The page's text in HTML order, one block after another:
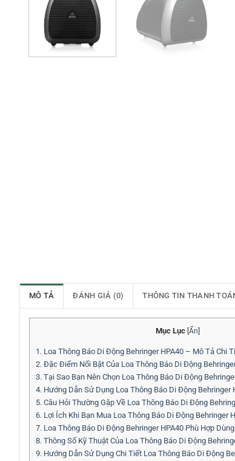
MÔ TẢ ĐÁNH GIÁ (0) THÔNG TIN THANH
Mục Lục Ẩn
1. Loa Thông Báo Di Động Behringer HPA40 – Mô Tả Chi
2. Đặc Điểm Nổi Bật Của Loa Thông Báo Di Động
3. Tại Sao Bạn Nên Chọn Loa Thông Báo Di Động
4. Hướng Dẫn Sử Dụng Loa Thông Báo Di Động Behringer
5. Câu Hỏi Thường Gặp Về Loa Thông Báo Di Động
6. Lợi Ích Khi Bạn Mua Loa Thông Báo Di Động Behringer
7. Loa Thông Báo Di Động Behringer HPA40 Phù Hợp
8. Thông Số Kỹ Thuật Của Loa Thông Báo Di Động
9. Hướng Dẫn Sử Dụng Chi Tiết Loa Thông Báo Di Động